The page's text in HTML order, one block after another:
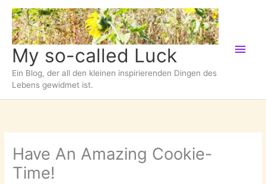
Zum
Inhalt
springen
My so-called Luck
Ein Blog, der all den kleinen inspirierenden Dingen des
Lebens gewidmet ist.
Have An Amazing Cookie-
Time!